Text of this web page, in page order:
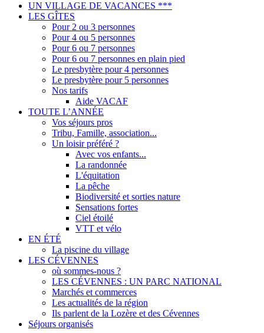
UN VILLAGE DE VACANCES ***
LES GÎTES
Pour 2 ou 3 personnes
Pour 4 ou 5 personnes
Pour 6 ou 7 personnes
Pour 6 ou 7 personnes en plain pied
Le presbytère pour 4 personnes
Le presbytère pour 5 personnes
Nos tarifs
Aide VACAF
TOUTE L’ANNÉE
Vos séjours pros
Tribu, Famille, association...
Un loisir préféré ?
Avec vos enfants...
La randonnée
L'équitation
La pêche
Biodiversité et sorties nature
Sensations fortes
Ciel étoilé
VTT et vélo
EN ÉTÉ
La piscine du village
LES CÉVENNES
où sommes-nous ?
LES CÉVENNES : UN PARC NATIONAL
Marchés et commerces
Les actualités de la région
Ils parlent de la Lozère et des Cévennes
Séjours organisés